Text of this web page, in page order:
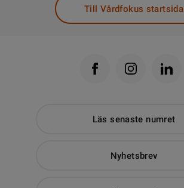
Till Vårdfokus startsida
Läs senaste numret
Nyhetsbrev